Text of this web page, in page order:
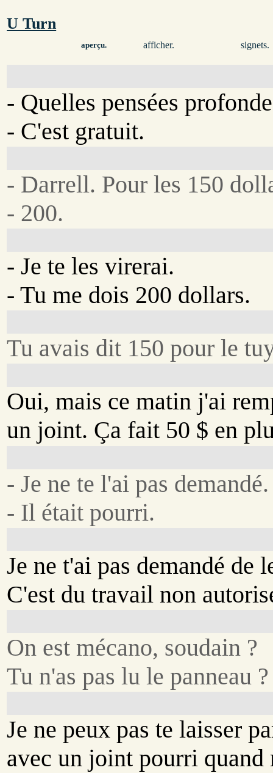
U Turn
aperçu. afficher. signets.
- Quelles pensées
- C'est gratuit.
- Darrell. Pour les 150
- 200.
- Je te les virerai.
- Tu me dois 200 dollars.
Tu avais dit 150 pour le
Oui, mais ce matin j'ai
un joint. Ça fait 50 $ en
- Je ne te l'ai pas demandé.
- Il était pourri.
Je ne t'ai pas demandé de
C'est du travail non
On est mécano, soudain ?
Tu n'as pas lu le panneau ?
Je ne peux pas te laisser
avec un joint pourri quand